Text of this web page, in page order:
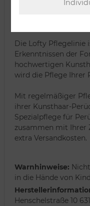
Die Lofty Pflegelinie
Erkenntnissen der
hochwertigen
wird die Pflege Ihrer
Mit regelmäßiger
ihrer Kunsthaar-
Spezialpflege für
zusammen mit Ihrer
extra Versandkosten.
Warnhinweise:
in die Hände von
Henschelstraße 10